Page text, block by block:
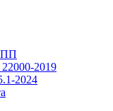
2019
2024